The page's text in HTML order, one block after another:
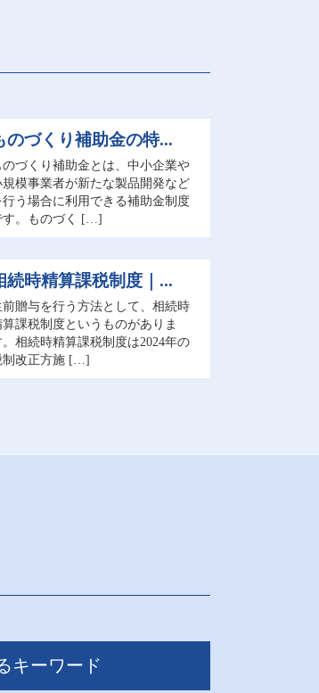
のづくり補助金の特...
のづくり補助金とは、中小企業や
規模事業者が新たな製品開発など
行う場合に利用できる補助金制度
す。ものづく […]
続時精算課税制度｜...
前贈与を行う方法として、相続時
算課税制度というものがありま
。相続時精算課税制度は2024年の
制改正方施 […]
キーワード